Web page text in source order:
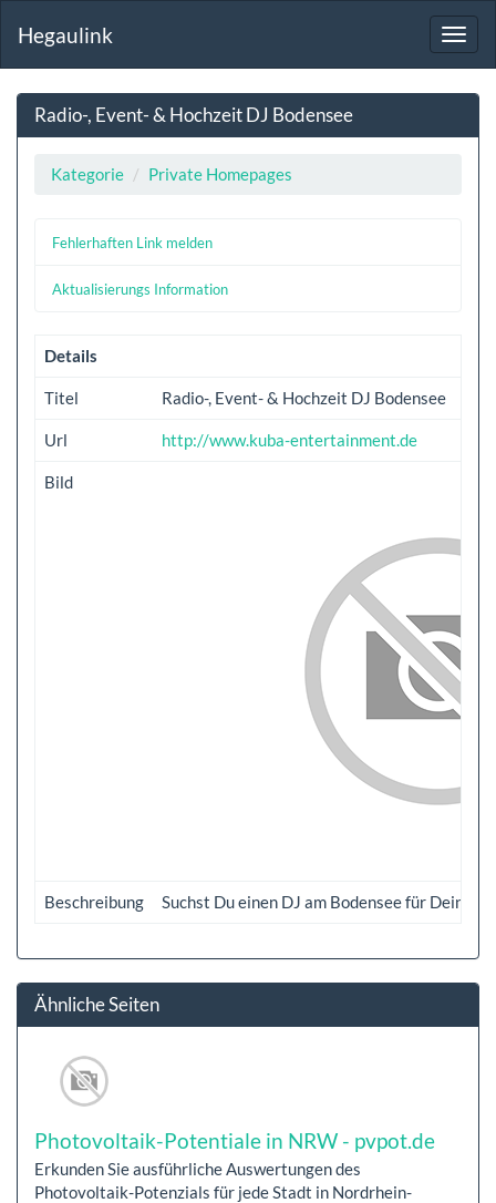
Hegaulink
Radio-, Event- & Hochzeit DJ Bodensee
Kategorie Private Homepages
Fehlerhaften Link melden
Aktualisierungs Information
Details
Titel Radio-, Event- & Hochzeit DJ Bodensee
Url http://www.kuba-entertainment.de
Bild
Beschreibung Suchst Du einen DJ am Bodensee für Dein
Ähnliche Seiten
Photovoltaik-Potentiale in NRW - pvpot.de
Erkunden Sie ausführliche Auswertungen des
Photovoltaik-Potenzials für jede Stadt in Nordrhein-